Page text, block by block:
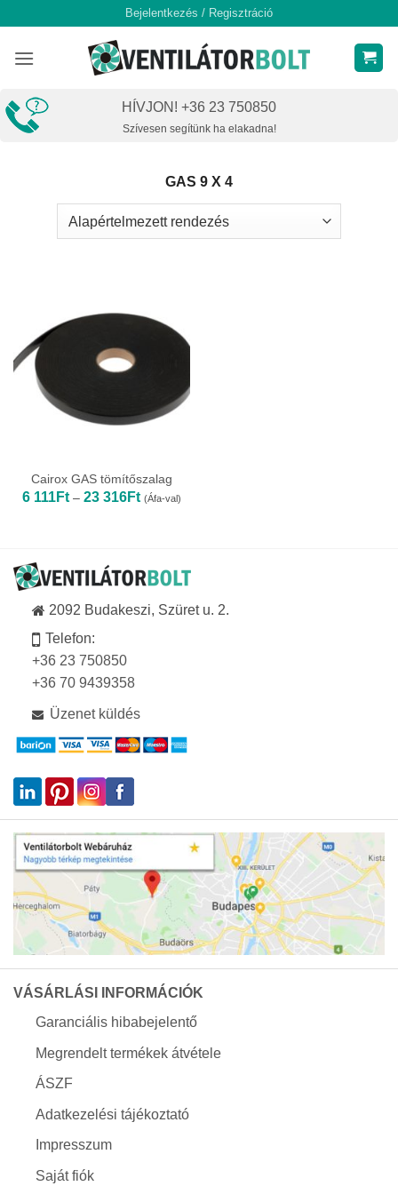
content
Bejelentkezés / Regisztráció
HÍVJON! +36 23 750850
Szívesen segítünk ha elakadna!
GAS 9 X 4
Cairox GAS tömítőszalag
6 111Ft – 23 316FtÁrtartomány:
6
(Áfa-val)
2092 Budakeszi, Szüret u. 2.
Telefon:
+36 23 750850
+36 70 9439358
Üzenet küldés
VÁSÁRLÁSI INFORMÁCIÓK
Garanciális hibabejelentő
Megrendelt termékek átvétele
ÁSZF
Adatkezelési tájékoztató
Impresszum
Saját fiók